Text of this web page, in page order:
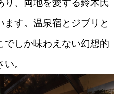
り、両地を愛する鈴木氏
す。温泉宿とジブリと
でしか味わえない幻想的
。